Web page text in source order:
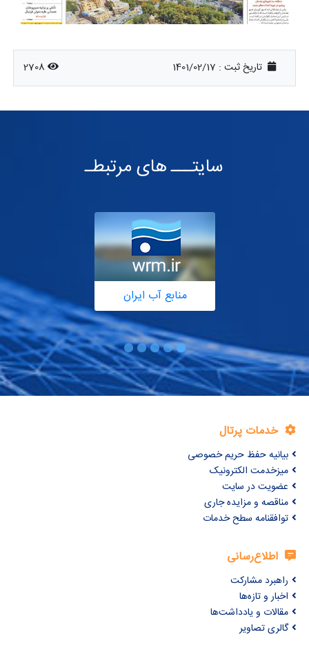
تاریخ ثبت : 1401/02/17
2708
سایتـــ های مرتبطـ
منابع آب ایران
خدمات پرتال
بیانیه حفظ حریم خصوصی
میزخدمت الکترونیک
عضویت در سایت
مناقصه و مزایده جاری
توافقنامه سطح خدمات
اطلاع‌رسانی
راهبرد مشارکت
اخبار و تازه‌ها
مقالات و یادداشت‌ها
گالری تصاویر